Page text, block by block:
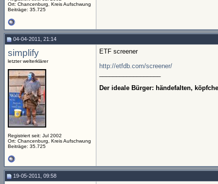
Ort: Chancenburg, Kreis Aufschwung
Beiträge: 35.725
04-04-2011, 21:14
simplify
letzter welterklärer
Registriert seit: Jul 2002
Ort: Chancenburg, Kreis Aufschwung
Beiträge: 35.725
ETF screener
http://etfdb.com/screener/
Der ideale Bürger: händefalten,
19-05-2011, 09:58